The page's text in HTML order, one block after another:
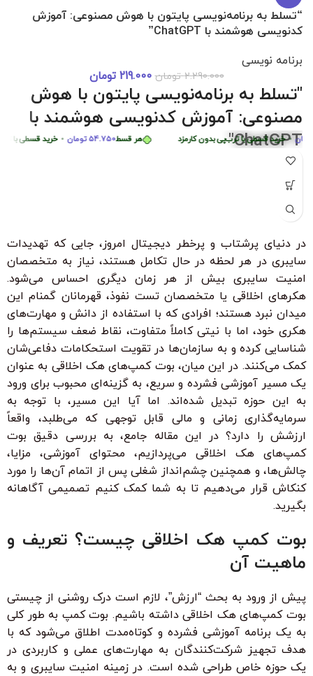
هر قسط 54.750تومان • خرید قسطی با ترب‌پی خرید قسطی با ترب‌پی بدون کارمزد
“تسلط به برنامه‌نویسی پایتون با هوش مصنوعی: آموزش
کدنویسی هوشمند با ChatGPT”
برنامه نویسی
2.290.000 تومان 219.000 تومان
"تسلط به برنامه‌نویسی پایتون با هوش
مصنوعی: آموزش کدنویسی هوشمند با
ChatGPT"
"با شرکت در این دوره جامع و کاربردی، به راحتی مهارت‌های
برنامه‌نویسی پایتون را از سطح مبتدی تا پیشرفته با کمک هوش
آموزشی، شما را قادر می‌سازد تا به سرعت الگوریتم‌های پیچیده را
سطوح با زیرنویس فارسی حرفه‌ای و امکان دانلود و تماشای آنلاین."
ویژگی‌های کلیدی:
بدون نیاز به تجربه قبلی برنامه‌نویسی
زیرنویس فارسی با ترجمه حرفه‌ای
۳۰ ٪ تخفیف ویژه برای دانشجویان و دانش آموزان
خرید قسطی با ترب‌پی بدون کارمزد
هر قسط449.975تومان • خرید قسطی با ترب‌پی بدون کارمزد
در دنیای پرشتاب و پرخطر دیجیتال امروز، جایی که تهدیدات
سایبری در هر لحظه در حال تکامل هستند، نیاز به متخصصان
امنیت سایبری بیش از هر زمان دیگری احساس می‌شود.
هکرهای اخلاقی یا متخصصان تست نفوذ، قهرمانان گمنام این
میدان نبرد هستند؛ افرادی که با استفاده از دانش و مهارت‌های
هکری خود، اما با نیتی کاملاً متفاوت، نقاط ضعف سیستم‌ها را
شناسایی کرده و به سازمان‌ها در تقویت استحکامات دفاعی‌شان
کمک می‌کنند. در این میان، بوت کمپ‌های هک اخلاقی به عنوان
یک مسیر آموزشی فشرده و سریع، به گزینه‌ای محبوب برای ورود
به این حوزه تبدیل شده‌اند. اما آیا این مسیر، با توجه به
سرمایه‌گذاری زمانی و مالی قابل توجهی که می‌طلبد، واقعاً
ارزشش را دارد؟ در این مقاله جامع، به بررسی دقیق بوت
کمپ‌های هک اخلاقی می‌پردازیم، محتوای آموزشی، مزایا،
چالش‌ها، و همچنین چشم‌انداز شغلی پس از اتمام آن‌ها را مورد
کنکاش قرار می‌دهیم تا به شما کمک کنیم تصمیمی آگاهانه
بگیرید.
بوت کمپ هک اخلاقی چیست؟ تعریف و
ماهیت آن
پیش از ورود به بحث “ارزش”، لازم است درک روشنی از چیستی
بوت کمپ‌های هک اخلاقی داشته باشیم. بوت کمپ به طور کلی
به یک برنامه آموزشی فشرده و کوتاه‌مدت اطلاق می‌شود که با
هدف تجهیز شرکت‌کنندگان به مهارت‌های عملی و کاربردی در
یک حوزه خاص طراحی شده است. در زمینه امنیت سایبری و به